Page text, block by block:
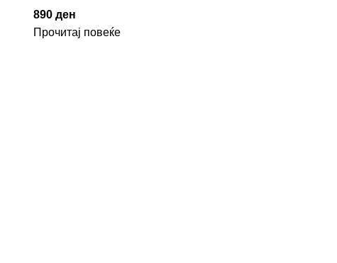
890 ден
Прочитај повеќе